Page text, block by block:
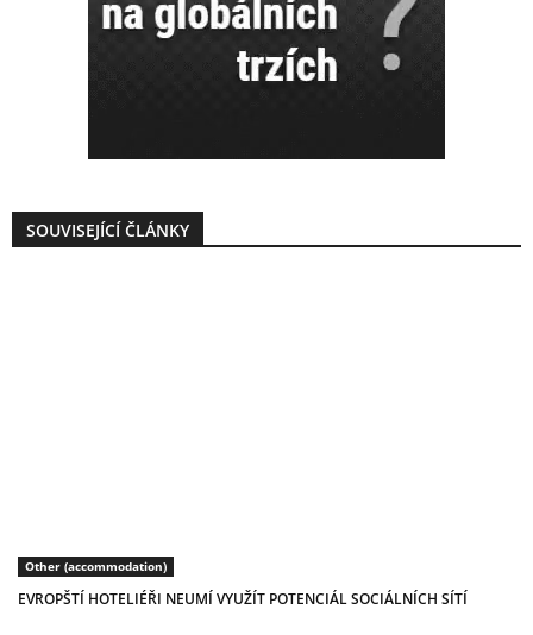
SOUVISEJÍCÍ ČLÁNKY
Other (accommodation)
EVROPŠTÍ HOTELIÉŘI NEUMÍ VYUŽÍT POTENCIÁL SOCIÁLNÍCH SÍTÍ